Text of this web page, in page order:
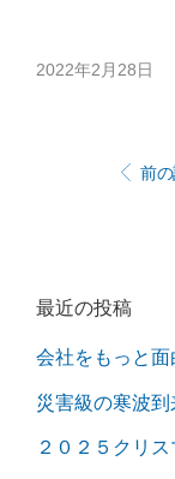
2022年2月28日
前
最近の投稿
会社をもっと
災害級の寒波到
２０２５クリ